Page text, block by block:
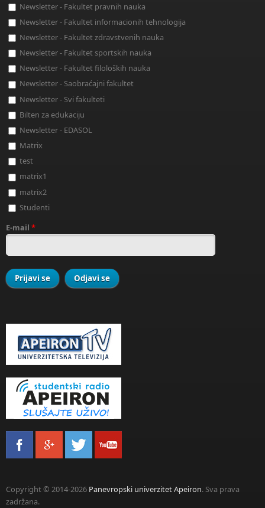
Newsletter - Fakultet pravnih nauka
Newsletter - Fakultet informacionih tehnologija
Newsletter - Fakultet zdravstvenih nauka
Newsletter - Fakultet sportskih nauka
Newsletter - Fakultet filoloških nauka
Newsletter - Saobraćajni fakultet
Newsletter - Svi fakulteti
Bilten za edukaciju
Newsletter - EDASOL
Matrix
test
matrix1
matrix2
Studenti
E-mail *
Copyright © 2014-2026 Panevropski univerzitet Apeiron. Sva prava
zadržana.